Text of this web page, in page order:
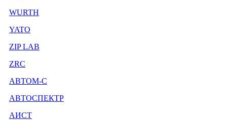
WURTH
YATO
ZIP LAB
ZRC
АВТОМ-С
АВТОСПЕКТР
АИСТ